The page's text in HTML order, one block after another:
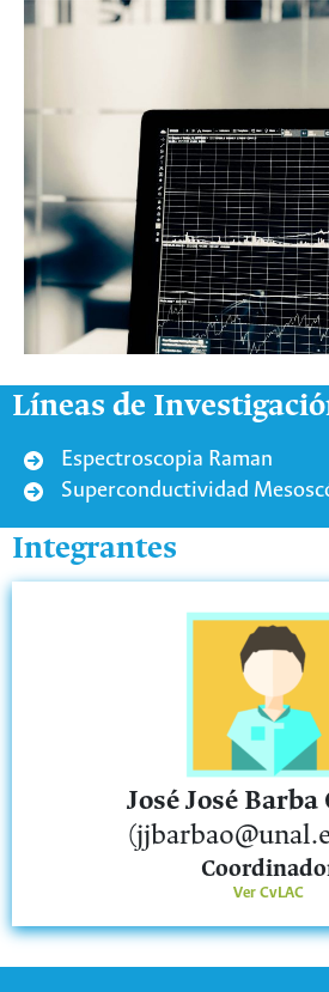
Líneas de
Espectroscopia Raman
Superconductividad
Integrantes
José José Barba
Ver CvLAC